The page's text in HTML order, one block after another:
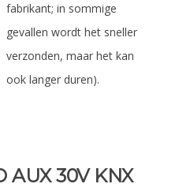
fabrikant; in sommige
gevallen wordt het sneller
verzonden, maar het kan
ook langer duren).
AUX 30V KNX